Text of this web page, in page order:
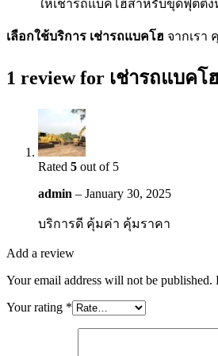
ให้เช่ารถแบคโฮสำหรับขุดฟุตติ้
เลือกใช้บริการ เช่ารถแบคโฮ จากเรา
1 review for เช่ารถแบคโ
Rated 5 out of 5
admin – January 30, 2025
บริการดี คุ้มค่า คุ้มราคา
Add a review
Your email address will not be published.
Your rating *